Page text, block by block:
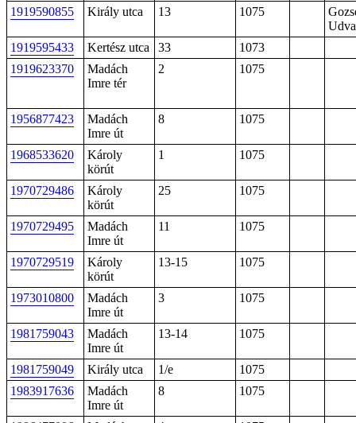
1919590855 Király utca 13 1075
1919595433
Kertész utca 33
1073
1919623370
Madách
Imre tér
2 1075
1956877423
Madách
Imre út
8 1075
1968533620
Károly
körút
1 1075
1970729486
Károly
körút
25 1075
1970729495
Madách
Imre út
11 1075
1970729519
Károly
körút
13-15 1075
1973010800
Madách
Imre út
3 1075
1981759043
Madách
Imre út
13-14 1075
1981759049 Király utca 1/e
1075
1983917636
Madách
Imre út
8 1075